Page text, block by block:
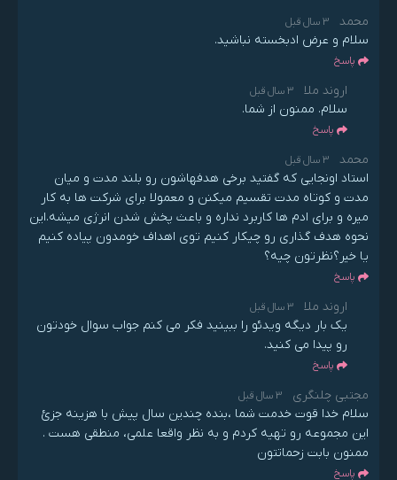
محمد 3 سال قبل
سلام و عرض ادبخسته نباشید.
پاسخ
اروند ملا 3 سال قبل
سلام. ممنون از شما.
پاسخ
محمد 3 سال قبل
استاد اونجایی که گفتید برخی هدفهاشون رو بلند مدت و میان
مدت و کوتاه مدت تقسیم میکنن و معمولا برای شرکت ها به کار
میره و برای ادم ها کاربرد نداره و باعث پخش شدن انرژی میشه.این
نحوه هدف گذاری رو چیکار کنیم توی اهداف خومدون پیاده کنیم
یا خیر؟نظرتون چیه؟
پاسخ
اروند ملا 3 سال قبل
یک بار دیگه ویدئو را ببینید فکر می کنم جواب سوال خودتون
رو پیدا می کنید.
پاسخ
مجتبی چلنگری 3 سال قبل
سلام خدا قوت خدمت شما ،بنده چندین سال پیش با هزینه جزئ
این مجموعه رو تهیه کردم و به نظر واقعا علمی، منطقی هست .
ممنون بابت زحماتتون
پاسخ